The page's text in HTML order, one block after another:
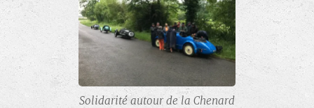
Solidarité autour de la Chenard